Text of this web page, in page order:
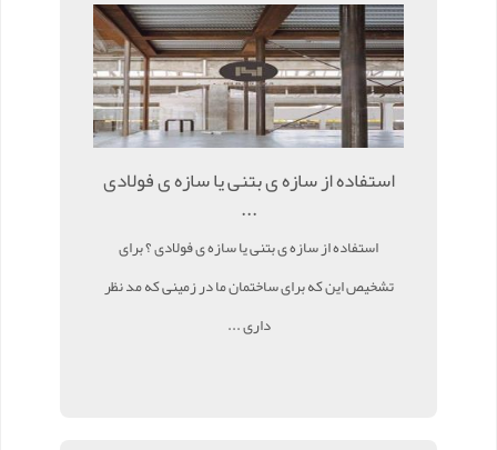
استفاده از سازه ی بتنی یا سازه ی فولادی
...
استفاده از سازه ی بتنی یا سازه ی فولادی ؟ برای
تشخیص این که برای ساختمان ما در زمینی که مد نظر
داری ...